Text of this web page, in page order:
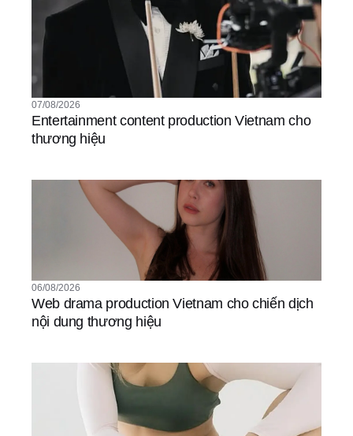
07/08/2026
Entertainment content production Vietnam cho
thương hiệu
06/08/2026
Web drama production Vietnam cho chiến dịch
nội dung thương hiệu